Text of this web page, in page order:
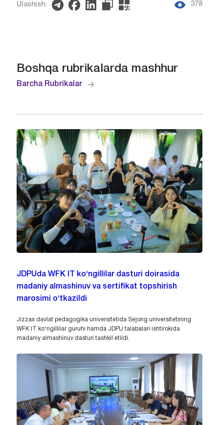
Ulashish: 378
Boshqa rubrikalarda mashhur
Barcha Rubrikalar
JDPUda WFK IT ko‘ngillilar dasturi doirasida
madaniy almashinuv va sertifikat topshirish
marosimi o‘tkazildi
Jizzax davlat pedagogika universitetida Sejong universitetining
WFK IT ko‘ngillilar guruhi hamda JDPU talabalari ishtirokida
madaniy almashinuv dasturi tashkil etildi.